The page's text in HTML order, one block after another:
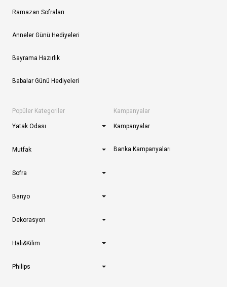
Ramazan Sofraları
Anneler Günü Hediyeleri
Bayrama Hazırlık
Babalar Günü Hediyeleri
Popüler Kategoriler
Yatak Odası
Mutfak
Sofra
Banyo
Dekorasyon
Halı&Kilim
Philips
Kampanyalar
Kampanyalar
Banka Kampanyaları